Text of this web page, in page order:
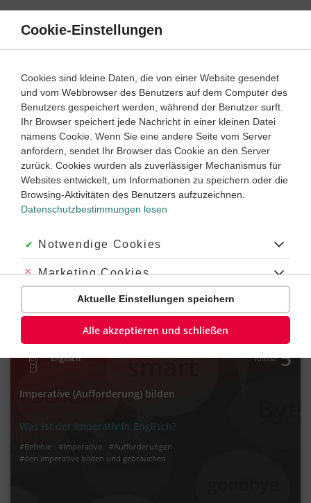
Direkt
Inhalt
Wie gebraucht man Befehlssätze?
Wie bildet man Befehlssätze?
Wie löst man Aufgaben zu Befehlen in Englisch?
DieBefehlsform in der englischen Sprache wird verwendet,
um einen Befehl zu erteilen, eine Warnung zu
übermitteln bzw. einen Ratschlag oder eine Anweisung zu
geben.
Befehlssätzen zu meistern, und im Anschluss kannst du mit
unseren Original-Klassenarbeiten deine nächste Prüfung
vorbereiten.
Befehle – Lernwege
Englisch Klasse 5
Imperative (Aufforderung) bilden
Was ist der Imperativ in Englisch?
#Befehle #Imperative
#Aufforderungen
#den imperative bilden und gebrauchen
Cookie-Einstellungen
Cookies sind kleine Daten, die von einer Website gesendet
und vom Webbrowser des Benutzers auf dem Computer des
Benutzers gespeichert werden, während der Benutzer surft.
Ihr Browser speichert jede Nachricht in einer kleinen Datei
namens Cookie. Wenn Sie eine andere Seite vom Server
anfordern, sendet Ihr Browser das Cookie an den Server
zurück. Cookies wurden als zuverlässiger Mechanismus für
Websites entwickelt, um Informationen zu speichern oder die
Browsing-Aktivitäten des Benutzers aufzuzeichnen.
Datenschutzbestimmungen lesen
Akzeptiert:
Notwendige Cookies
Abgelehnt:
Marketing Cookies
Abgelehnt:
Personalisierungs-Cookies
Aktuelle Einstellungen speichern
Alle akzeptieren und schließen